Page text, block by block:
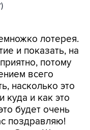
лотерея.
и показать, на
потому
всего
насколько это
куда и как это
будет очень
поздравляю!